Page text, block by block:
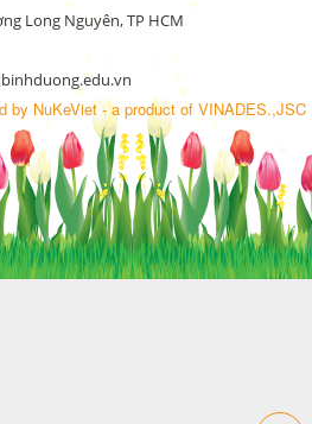
Long Nguyên, TP HCM
by NuKeViet- a product of VINADES.,JSC